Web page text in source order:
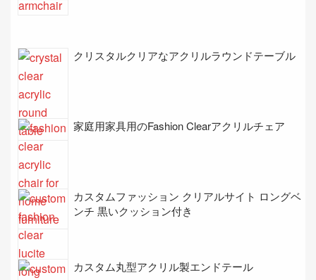
クリスタルクリアなアクリルラウンドテーブル
家庭用家具用のFashion Clearアクリルチェア
カスタムファッション クリアルサイト ロングベ
ンチ 黒いクッション付き
カスタム丸型アクリル製エンドテール